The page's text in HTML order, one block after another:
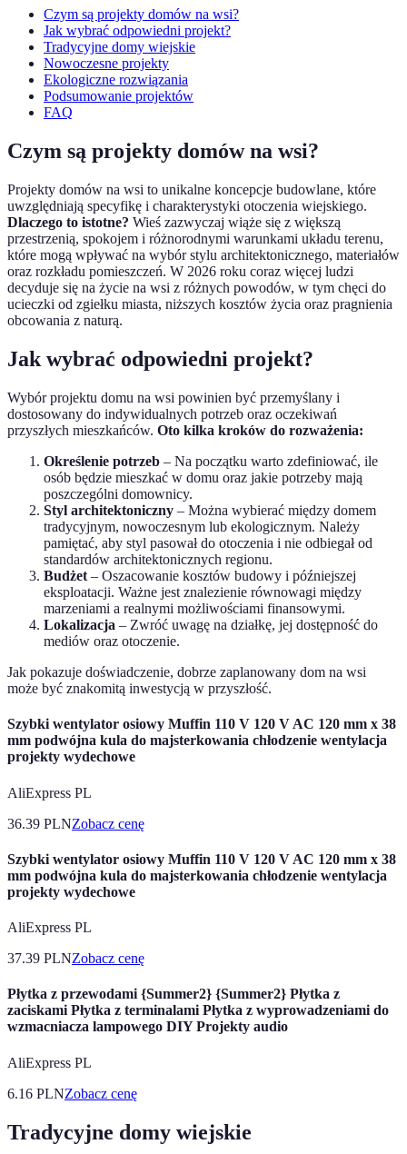
Czym są projekty domów na wsi?
Jak wybrać odpowiedni projekt?
Tradycyjne domy wiejskie
Nowoczesne projekty
Ekologiczne rozwiązania
Podsumowanie projektów
FAQ
Czym są projekty domów na wsi?
Projekty domów na wsi to unikalne koncepcje budowlane, które
uwzględniają specyfikę i charakterystyki otoczenia wiejskiego.
Dlaczego to istotne? Wieś zazwyczaj wiąże się z większą
przestrzenią, spokojem i różnorodnymi warunkami układu terenu,
które mogą wpływać na wybór stylu architektonicznego, materiałów
oraz rozkładu pomieszczeń. W 2026 roku coraz więcej ludzi
decyduje się na życie na wsi z różnych powodów, w tym chęci do
ucieczki od zgiełku miasta, niższych kosztów życia oraz pragnienia
obcowania z naturą.
Jak wybrać odpowiedni projekt?
Wybór projektu domu na wsi powinien być przemyślany i
dostosowany do indywidualnych potrzeb oraz oczekiwań
przyszłych mieszkańców. Oto kilka kroków do rozważenia:
Określenie potrzeb – Na początku warto zdefiniować, ile
osób będzie mieszkać w domu oraz jakie potrzeby mają
poszczególni domownicy.
Styl architektoniczny – Można wybierać między domem
tradycyjnym, nowoczesnym lub ekologicznym. Należy
pamiętać, aby styl pasował do otoczenia i nie odbiegał od
standardów architektonicznych regionu.
Budżet – Oszacowanie kosztów budowy i późniejszej
eksploatacji. Ważne jest znalezienie równowagi między
marzeniami a realnymi możliwościami finansowymi.
Lokalizacja – Zwróć uwagę na działkę, jej dostępność do
mediów oraz otoczenie.
Jak pokazuje doświadczenie, dobrze zaplanowany dom na wsi
może być znakomitą inwestycją w przyszłość.
Szybki wentylator osiowy Muffin 110 V 120 V AC 120 mm x 38
mm podwójna kula do majsterkowania chłodzenie wentylacja
projekty wydechowe
AliExpress PL
36.39 PLNZobacz cenę
Szybki wentylator osiowy Muffin 110 V 120 V AC 120 mm x 38
mm podwójna kula do majsterkowania chłodzenie wentylacja
projekty wydechowe
AliExpress PL
37.39 PLNZobacz cenę
Płytka z przewodami {Summer2} {Summer2} Płytka z
zaciskami Płytka z terminalami Płytka z wyprowadzeniami do
wzmacniacza lampowego DIY Projekty audio
AliExpress PL
6.16 PLNZobacz cenę
Tradycyjne domy wiejskie